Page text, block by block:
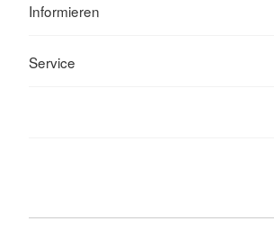
Informieren
Service